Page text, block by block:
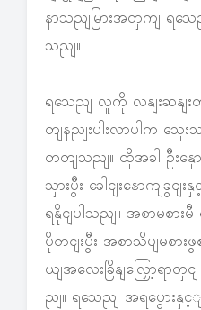
နာသညျမြားအတှကျ ရသေ
သညျ။
ရသေညျ လူကို လနျးဆနျး
တျနညျးပါးလာပါက သှ
တတျသညျ။ ထိုအခါ ဦးနှော
သှားပွီး ခေါငျးနောကျခွငျ
ရနိုငျပါသညျ။ အစာမစာ
ပိုတငျးပွီး အစာသိပျမစာ
ယျအလေးခြိနျလြှော့ရာတှ
ညျ။ ရသေညျ အရပွေား